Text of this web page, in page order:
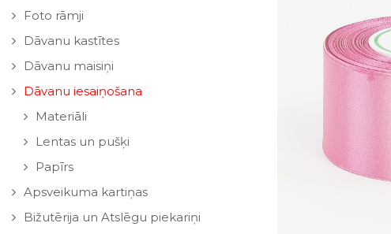
Foto rāmji
Dāvanu kastītes
Dāvanu maisiņi
Dāvanu iesaiņošana
Materiāli
Lentas un pušķi
Papīrs
Apsveikuma kartiņas
Bižutērija un Atslēgu piekariņi